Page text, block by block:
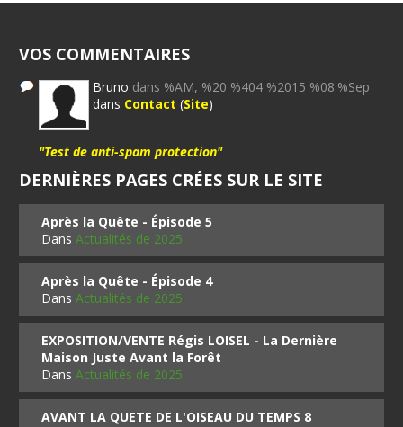
VOS COMMENTAIRES
Bruno dans %AM, %20 %404 %2015 %08:%Sep
dans Contact (Site)
"Test de anti-spam protection"
DERNIÈRES PAGES CRÉES SUR LE SITE
Après la Quête - Épisode 5
DansActualités de 2025
Après la Quête - Épisode 4
DansActualités de 2025
EXPOSITION/VENTE Régis LOISEL - La Dernière
Maison Juste Avant la Forêt
DansActualités de 2025
AVANT LA QUETE DE L'OISEAU DU TEMPS 8